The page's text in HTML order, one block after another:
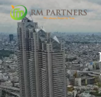
Top
News